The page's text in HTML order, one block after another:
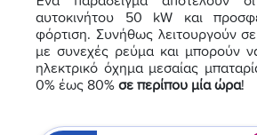
αυτοκινήτου 50 kW και
φόρτιση. Συνήθως λειτουργούν
με συνεχές ρεύμα και μπορούν
ηλεκτρικό όχημα μεσαίας
0% έως 80% σε περίπου μία ώρα!